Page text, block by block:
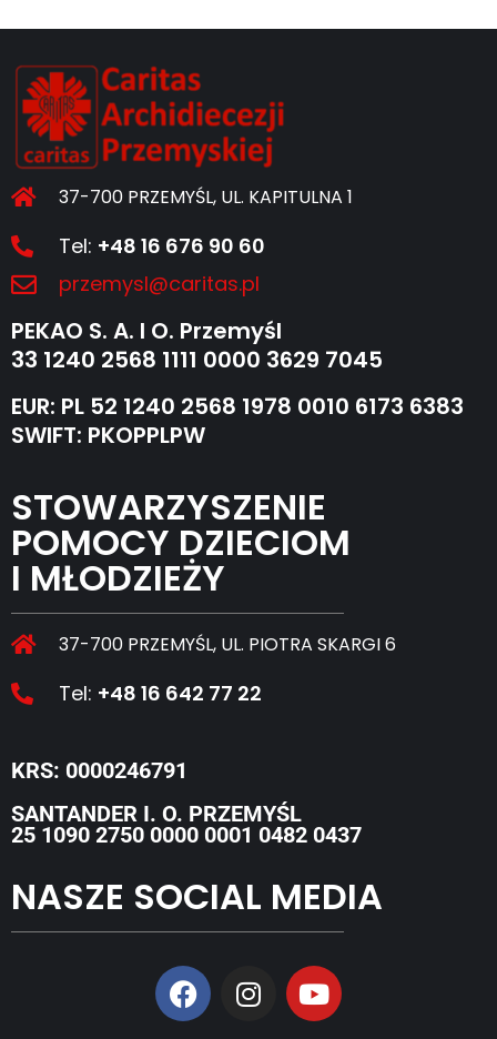
37-700 PRZEMYŚL, UL. KAPITULNA 1
Tel: +48 16 676 90 60
przemysl@caritas.pl
PEKAO S. A. I O. Przemyśl
33 1240 2568 1111 0000 3629 7045
EUR: PL 52 1240 2568 1978 0010 6173 6383
SWIFT: PKOPPLPW
STOWARZYSZENIE
POMOCY DZIECIOM
I MŁODZIEŻY
37-700 PRZEMYŚL, UL. PIOTRA SKARGI 6
Tel: +48 16 642 77 22
KRS: 0000246791
SANTANDER I. O. PRZEMYŚL
25 1090 2750 0000 0001 0482 0437
NASZE SOCIAL MEDIA